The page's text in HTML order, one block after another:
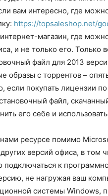
вам интересно, где
https://topsaleshop.net/
магазин, где
и не только его. Только
файл для 2013
образы с торрентов –
если покупать лицензии
файл,
его себе и
ресурсе помимо
версий офиса, в том
подключаться к
не нагружая ваш
системы Windows,